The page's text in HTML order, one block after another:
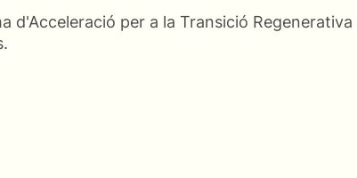
d'Acceleració per a la Transició Regenerativa